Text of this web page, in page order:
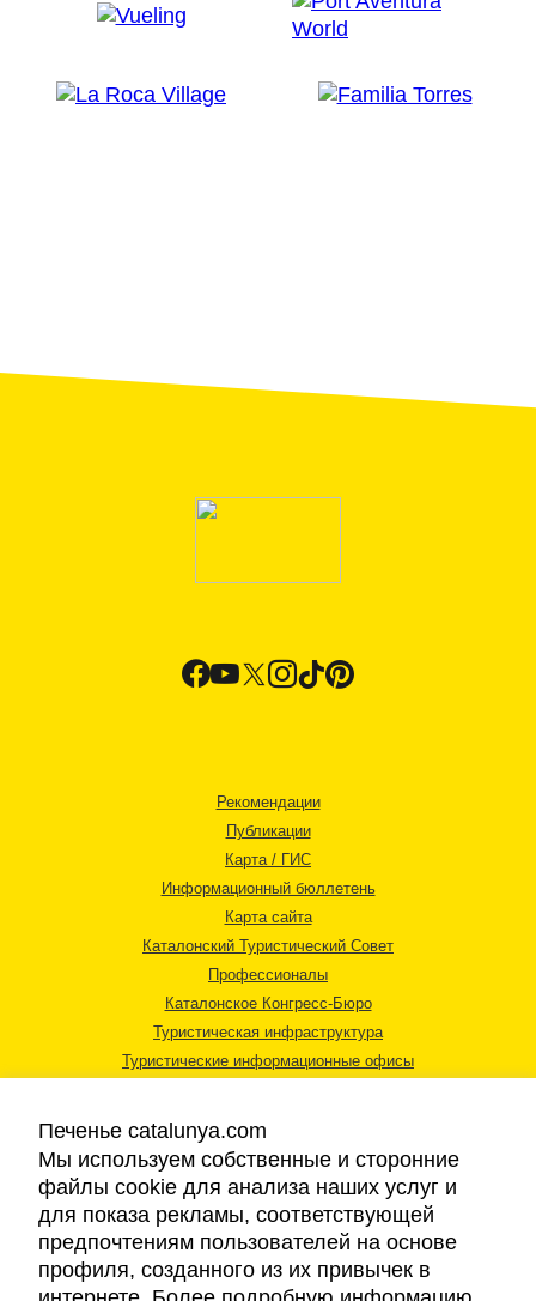
Рекомендации
Публикации
Карта / ГИС
Информационный бюллетень
Карта сайта
Каталонский Туристический Совет
Профессионалы
Каталонское Конгресс-Бюро
Туристическая инфраструктура
Туристические информационные офисы
Правовая информация
Cookies
Печенье catalunya.com
Мы используем собственные и сторонние
файлы cookie для анализа наших услуг и
для показа рекламы, соответствующей
предпочтениям пользователей на основе
профиля, созданного из их привычек в